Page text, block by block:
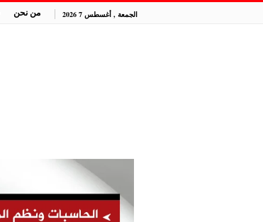
الجمعة , أغسطس 7 2026 من نحن